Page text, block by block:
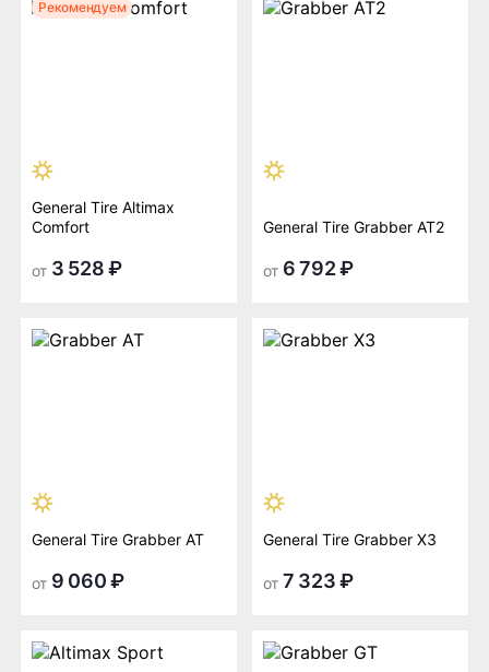
Рекомендуем
General Tire Altimax
Comfort
от 3 528 ₽
General Tire Grabber AT2
от 6 792 ₽
General Tire Grabber AT
от 9 060 ₽
General Tire Grabber X3
от 7 323 ₽